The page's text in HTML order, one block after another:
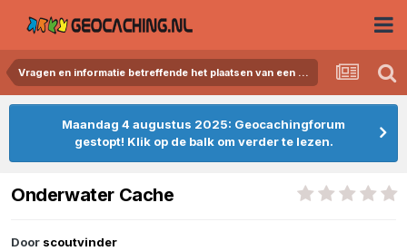
Vragen en informatie betreffende het plaatsen van een cache
Maandag 4 augustus 2025: Geocachingforum
gestopt! Klik op de balk om verder te lezen.
Onderwater Cache
Door scoutvinder